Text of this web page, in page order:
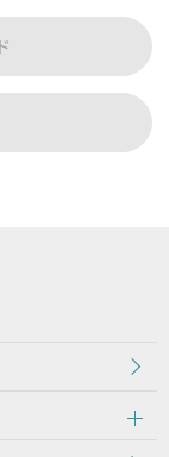
約に同意いただけ
とします。
について
タ等の内容は、
る場合がありま